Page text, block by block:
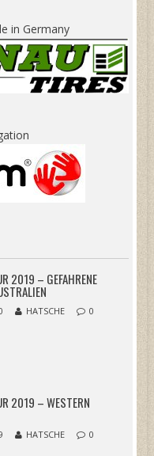
in Germany
2019 – GEFAHRENE
HATSCHE
0
2019 – WESTERN
HATSCHE
0